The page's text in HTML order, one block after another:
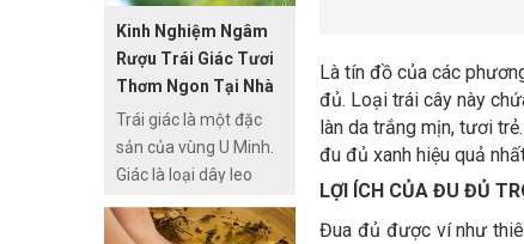
Là tín đồ của các
đủ. Loại trái cây này
làn da trắng mịn, tươi
đu đủ xanh hiệu quả
LỢI ÍCH CỦA ĐU ĐỦ
Đua đủ được ví như
lưỡng.
Kinh Nghiệm Ngâm
Rượu Trái Giác Tươi
Thơm Ngon Tại Nhà
Trái giác là một đặc
sản của vùng U Minh.
Giác là loại dây leo
theo các hàng rào,